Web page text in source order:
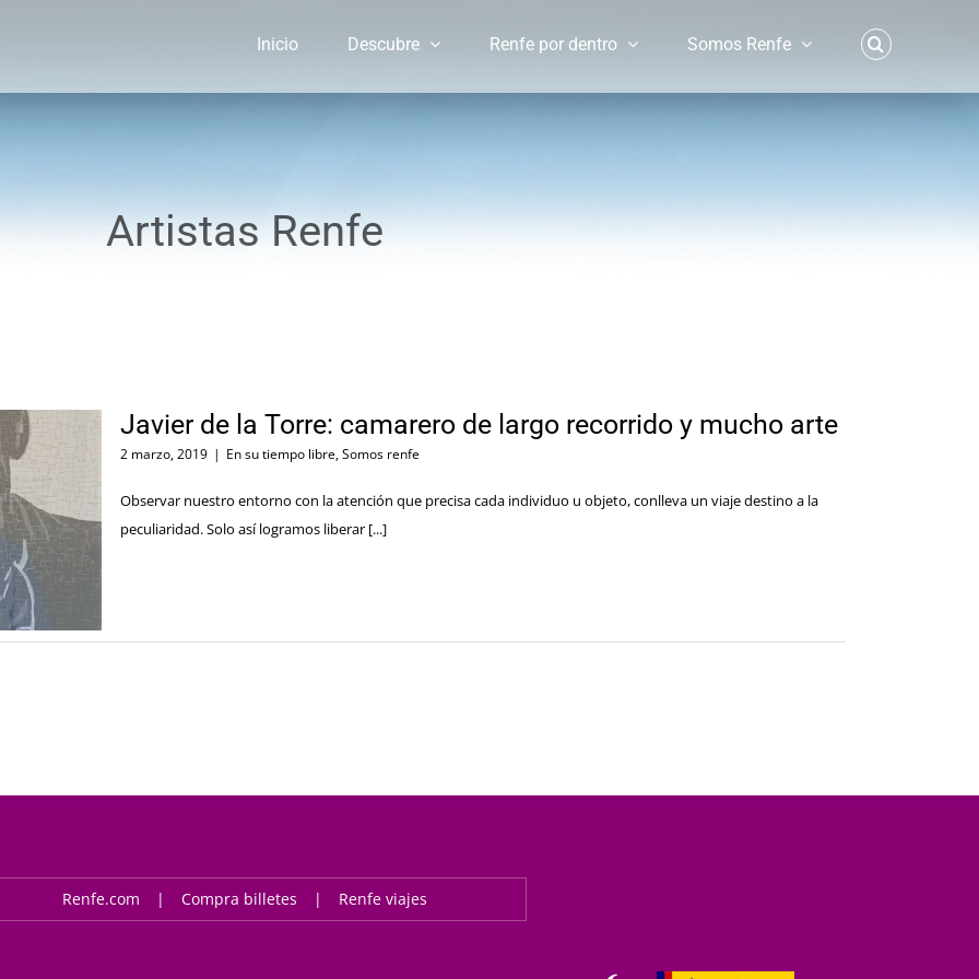
Inicio Descubre Renfe por dentro Somos Renfe
Artistas Renfe
Javier de la Torre: camarero de largo recorrido y mucho arte
2 marzo, 2019 | En su tiempo libre,Somos renfe
Observar nuestro entorno con la atención que precisa cada individuo u objeto, conlleva un viaje destino a la
peculiaridad. Solo así logramos liberar [...]
Renfe.com Compra billetes Renfe viajes